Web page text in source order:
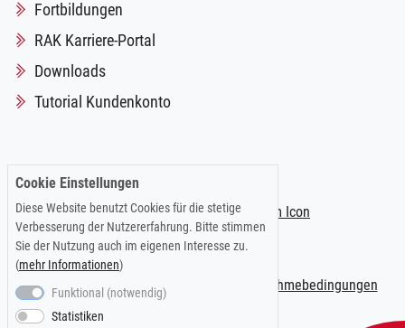
Fortbildungen
RAK Karriere-Portal
Downloads
Tutorial Kundenkonto
Impressum |Datenschutzerklärung Teilnahmebedingungen
Cookie Einstellungen
Diese Website benutzt Cookies für die stetige
Verbesserung der Nutzererfahrung. Bitte stimmen
Sie der Nutzung auch im eigenen Interesse zu.
(mehr Informationen)
Funktional (notwendig)
Statistiken